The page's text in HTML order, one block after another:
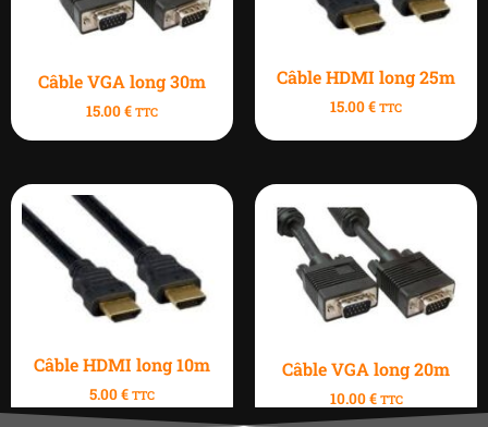
Câble VGA long 30m
15.00€ TTC
Câble HDMI long 25m
15.00€ TTC
Câble HDMI long 10m
5.00€ TTC
Câble VGA long 20m
10.00€ TTC